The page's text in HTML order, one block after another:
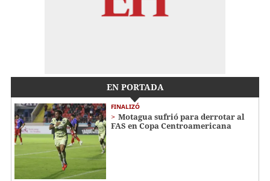
EN PORTADA
FINALIZÓ
Motagua sufrió para derrotar al
FAS en Copa Centroamericana